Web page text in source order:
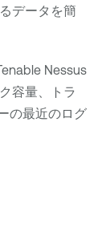
データを簡
Nessus
容量、トラ
の最近のログ